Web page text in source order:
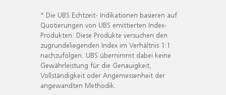
* Die UBS Echtzeit- Indikationen basieren auf
Quotierungen von UBS emittierten Index-
Produkten. Diese Produkte versuchen den
zugrundeliegenden Index im Verhältnis 1:1
nachzufolgen. UBS übernimmt dabei keine
Gewährleistung für die Genauigkeit,
Vollständigkeit oder Angemessenheit der
angewandten Methodik.